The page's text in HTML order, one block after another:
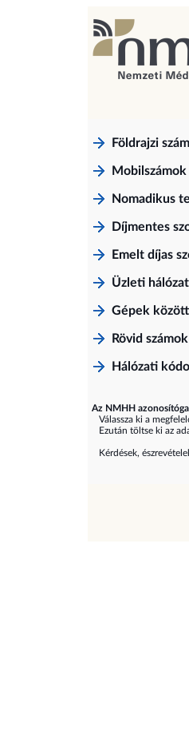
Földrajzi
Mobilszámok
Nomadikus
Díjmentes
Emelt díjas
Üzleti
Gépek
Rövid számok
Hálózati
Az NMHH
Válassza ki a
Ezután töltse ki az
Kérdések,